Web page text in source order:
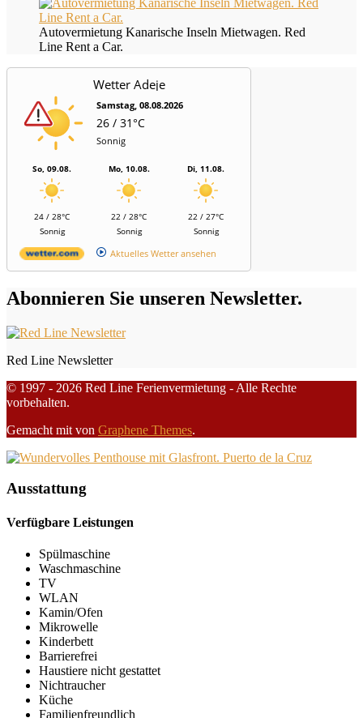
Autovermietung Kanarische Inseln Mietwagen. Red
Line Rent a Car.
Wetter Adeje
Samstag, 08.08.2026
26 / 31°C
Sonnig
So, 09.08.
24 / 28°C
Sonnig
Mo, 10.08.
22 / 28°C
Sonnig
Di, 11.08.
22 / 27°C
Sonnig
Aktuelles Wetter ansehen
Abonnieren Sie unseren Newsletter.
Red Line Newsletter
© 1997 - 2026 Red Line Ferienvermietung - Alle Rechte
vorbehalten.
Gemacht mit von Graphene Themes.
Ausstattung
Verfügbare Leistungen
Spülmaschine
Waschmaschine
TV
WLAN
Kamin/Ofen
Mikrowelle
Kinderbett
Barrierefrei
Haustiere nicht gestattet
Nichtraucher
Küche
Familienfreundlich